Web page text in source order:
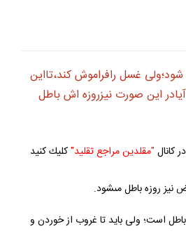
غسل رافراموش كند،تااين
اين صورت نيزروزه ‏اش باطل
"مقلدين مراجع تقليد"كليك كنيد
نيز روزه باطل مى‏شود.
است؛ ولى بايد تا غروب از خوردن و